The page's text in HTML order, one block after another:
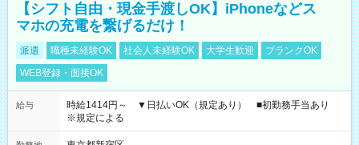
【シフト自由・現金手渡しOK】iPhoneなどス
マホの充電を繋げるだけ！
派遣 職種未経験OK 社会人未経験OK 大学生歓迎
ブランクOK
WEB登録・面接OK
給与
時給1414円～ ▼日払いOK（規定あり） ■初勤務手当あり
※規定による